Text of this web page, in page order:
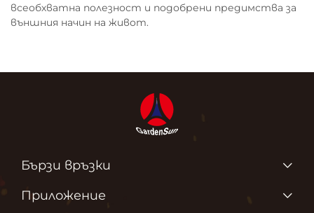
всеобхватна полезност и подобрени предимства за
външния начин на живот.
Бързи връзки
ПРОДУКТИ
Приложение